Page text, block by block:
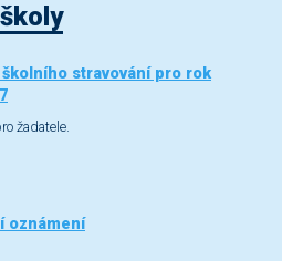
školního stravování pro rok
žadatele.
oznámení